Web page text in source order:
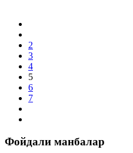
2
3
4
5
6
7
Фойдали манбалар